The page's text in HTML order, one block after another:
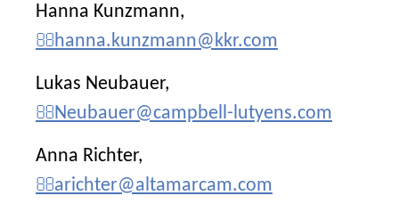
Hanna Kunzmann,
hanna.kunzmann@kkr.com
Lukas Neubauer,
Neubauer@campbell-lutyens.com
Anna Richter,
arichter@altamarcam.com